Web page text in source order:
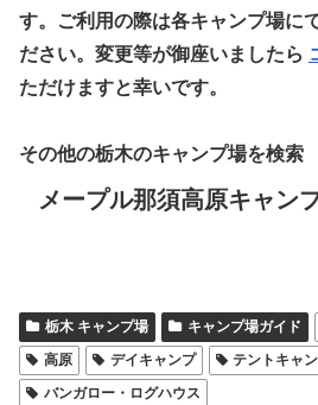
す。ご利用の際は各キャンプ場に
ださい。変更等が御座いましたら
ただけますと幸いです。
その他の栃木のキャンプ場を検
メープル那須高原キャン
栃木 キャンプ場 キャンプ場ガイド
高原
デイキャンプ テントキャ
バンガロー・ログハウス